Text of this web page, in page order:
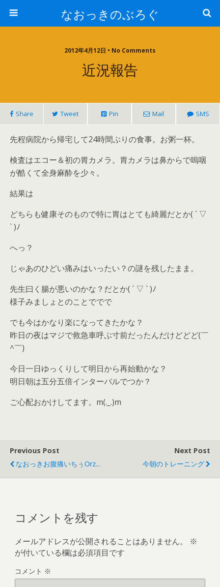
なおっきのぶろぐ
2012年4月12日 • No Comments
近況報告
Share Tweet Pin Mail SMS
先程病院から帰宅して24時間ぶりの食事。お粥一杯。
検査はエコー＆初の胃カメラ。胃カメラは鼻からで嗚咽
が酷くて全身麻酔を少々。
結果は
どちらも健康そのもので特に胃はとても綺麗だとか( ´ ▽
` )ﾉ
へっ？
じゃあのひどい痛みはいったい？の謎を残したまま。
先生曰く腸が悪いのかな？だとか( ´ ▽ ` )ﾉ
様子みましょとのことででで
でも今はかなり楽になってきたかな？
昨日の夜はマジで救急車呼ぶ寸前だったんだけどどど(￣
^￣)ゞ
今日一日ゆっくりして明日から再始動かな？
明日朝は五分五倍インターバルでつか？
ご心配おかけしてます。m(._.)m
Previous Post
なおっきお腹痛いちぅOrz...
Next Post
今朝のトレーニング
コメントを残す
メールアドレスが公開されることはありません。
※
が付いている欄は必須項目です
コメント ※